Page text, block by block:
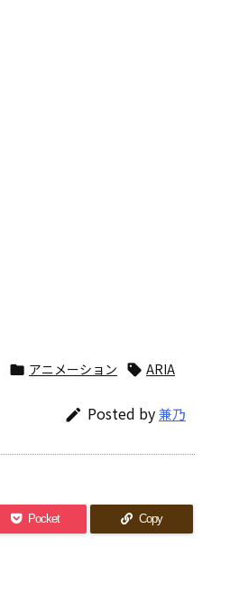
 アニメーション  ARIA
 Posted by兼乃
Pocket Copy